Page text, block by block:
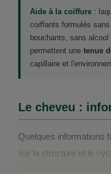
Aide à la coiffure :
coiffants formulés
bouchants, sans
permettent une tenue
capillaire et
Le cheveu :
Quelques informations
sur la structure et le